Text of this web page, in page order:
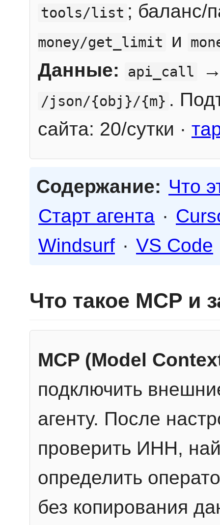
tools/list ; баланс/
money/get_limit и
Данные: api_call
/json/{obj}/{m} .
сайта: 20/сутки ·
Содержание: Что
Старт агента ·
Windsurf · VS Code
Что такое MCP и
MCP (Model
подключить
агенту. После
проверить ИНН,
определить
без копирования